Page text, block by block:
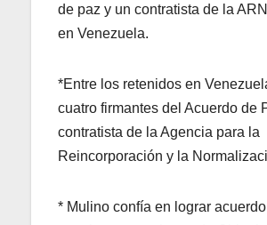
de paz y un contratista de la
en Venezuela.
*Entre los retenidos en
cuatro firmantes del Acuerdo de
contratista de la Agencia para la
Reincorporación y la
* Mulino confía en lograr